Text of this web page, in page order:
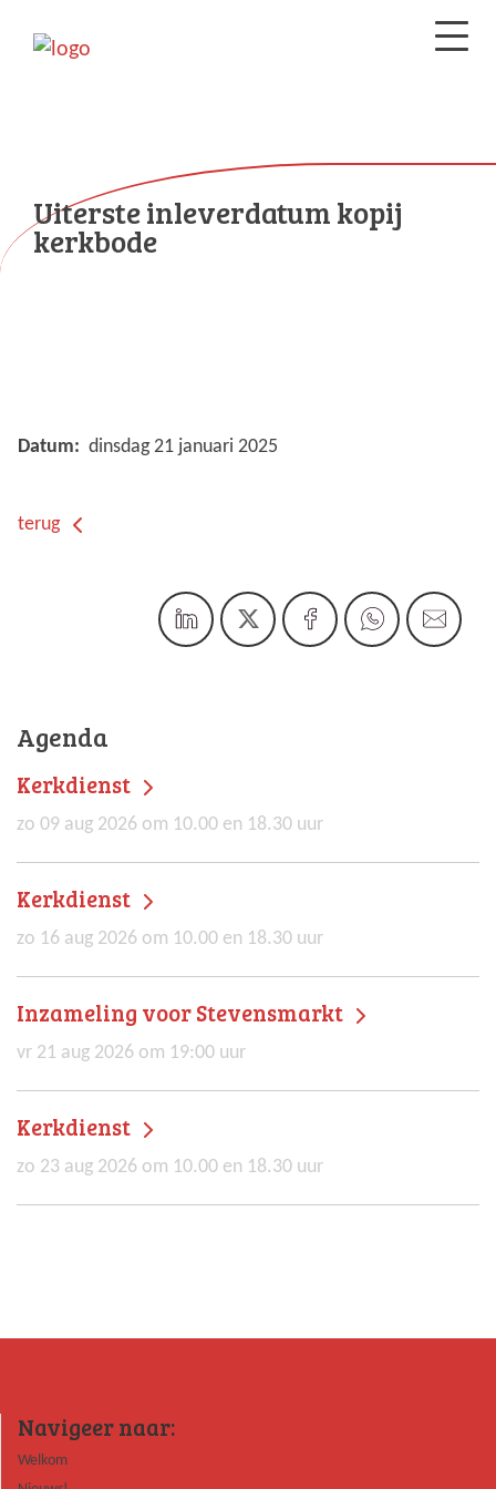
Uiterste inleverdatum kopij
kerkbode
Datum: dinsdag 21 januari 2025
terug
Agenda
Kerkdienst
zo 09 aug 2026 om 10.00 en 18.30 uur
Kerkdienst
zo 16 aug 2026 om 10.00 en 18.30 uur
Inzameling voor Stevensmarkt
vr 21 aug 2026 om 19:00 uur
Kerkdienst
zo 23 aug 2026 om 10.00 en 18.30 uur
Navigeer naar:
Welkom